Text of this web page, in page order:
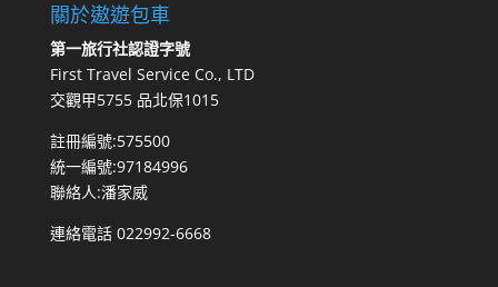
關於遨遊包車
第一旅行社認證字號
First Travel Service Co., LTD
交觀甲5755 品北保1015
註冊編號:575500
統一編號:97184996
聯絡人:潘家威
連絡電話 022992-6668